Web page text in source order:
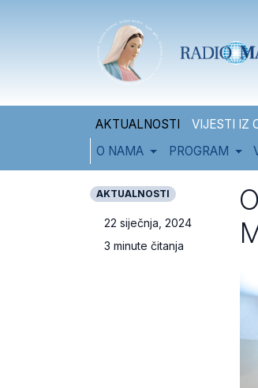
AKTUALNOSTI VIJESTI IZ
O NAMA
PROGRAM
AKTUALNOSTI
22 siječnja, 2024
3 minute čitanja